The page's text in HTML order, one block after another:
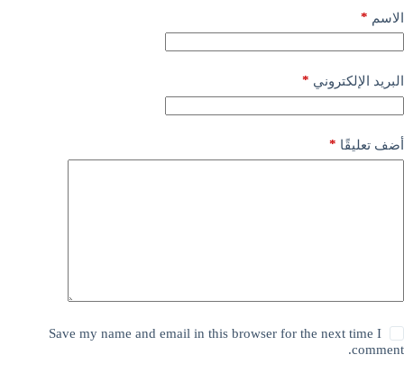
الاسم *
البريد الإلكتروني *
أضف تعليقًا *
Save my name and email in this browser for the next time I
comment.